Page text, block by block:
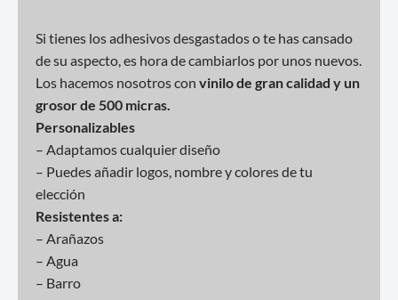
Si tienes los adhesivos desgastados o te has cansado
de su aspecto, es hora de cambiarlos por unos nuevos.
Los hacemos nosotros con vinilo de gran calidad y un
grosor de 500 micras.
Personalizables
– Adaptamos cualquier diseño
– Puedes añadir logos, nombre y colores de tu
elección
Resistentes a:
– Arañazos
– Agua
– Barro